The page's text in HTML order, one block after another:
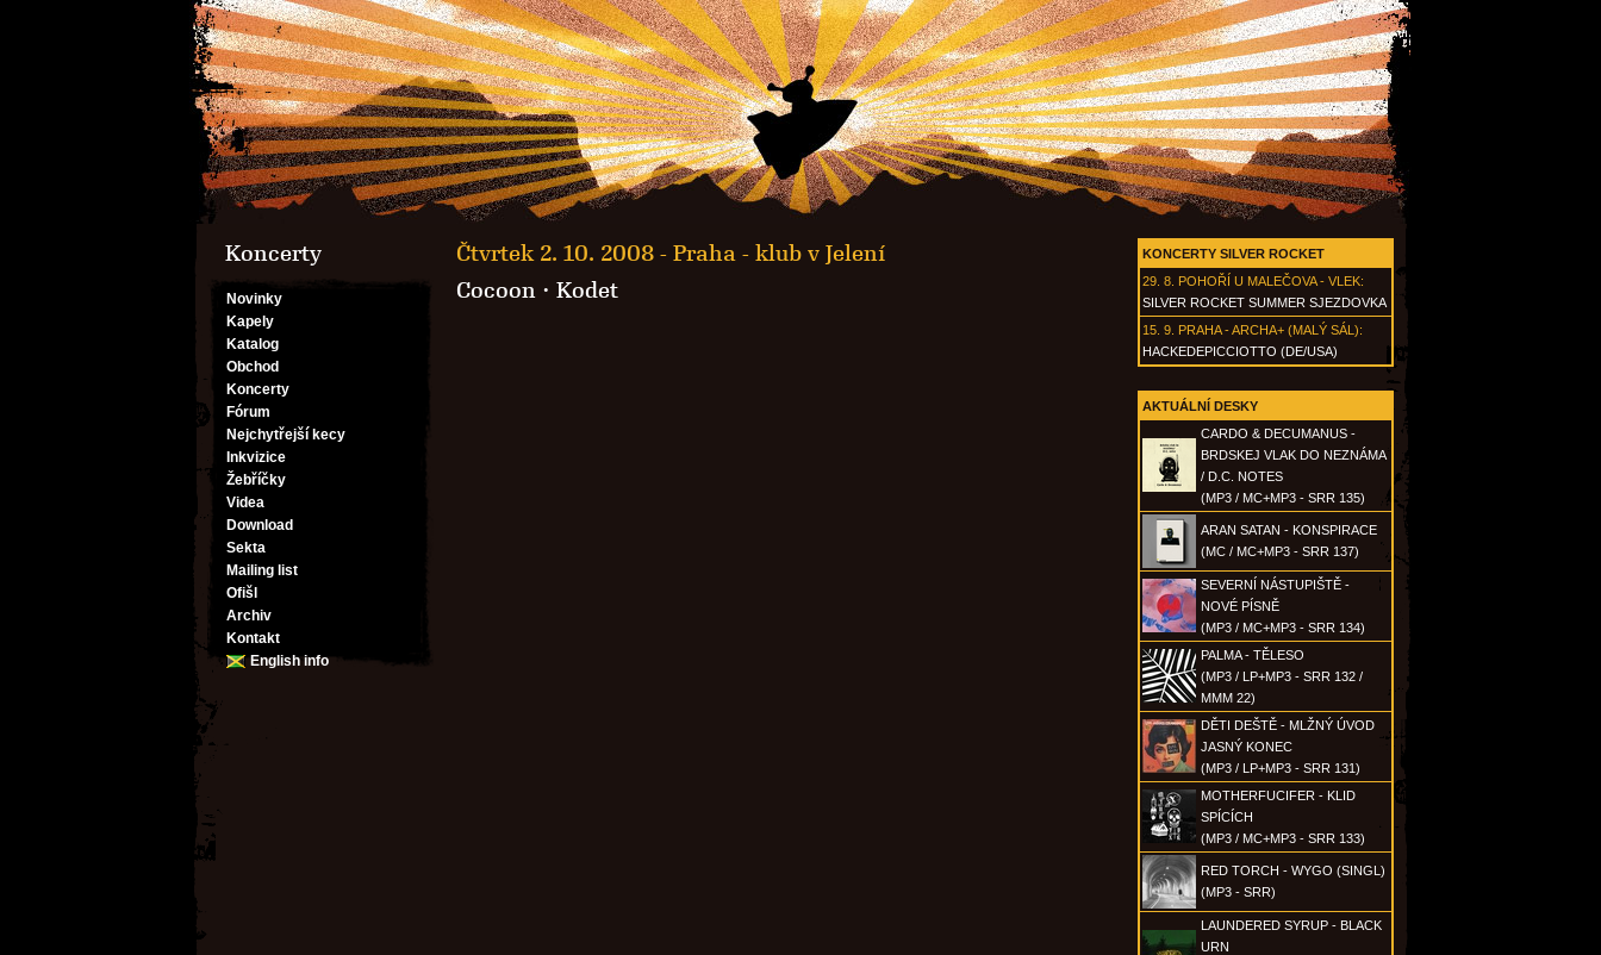
Koncerty
Novinky
Kapely
Katalog
Obchod
Koncerty
Fórum
Nejchytřejší kecy
Inkvizice
Žebříčky
Videa
Download
Sekta
Mailing list
Ofišl
Archiv
Kontakt
English info
KONCERTY SILVER ROCKET
29. 8. POHOŘÍ U MALEČOVA - VLEK:
SILVER ROCKET SUMMER SJEZDOVKA
15. 9. PRAHA - ARCHA+ (MALÝ SÁL):
HACKEDEPICCIOTTO (DE/USA)
AKTUÁLNÍ DESKY
CARDO & DECUMANUS -
BRDSKEJ VLAK DO NEZNÁMA
/ D.C. NOTES
(MP3 / MC+MP3 - SRR 135)
ARAN SATAN - KONSPIRACE
(MC / MC+MP3 - SRR 137)
SEVERNÍ NÁSTUPIŠTĚ -
NOVÉ PÍSNĚ
(MP3 / MC+MP3 - SRR 134)
PALMA - TĚLESO
(MP3 / LP+MP3 - SRR 132 /
MMM 22)
DĚTI DEŠTĚ - MLŽNÝ ÚVOD
JASNÝ KONEC
(MP3 / LP+MP3 - SRR 131)
MOTHERFUCIFER - KLID
SPÍCÍCH
(MP3 / MC+MP3 - SRR 133)
RED TORCH - WYGO (SINGL)
(MP3 - SRR)
LAUNDERED SYRUP - BLACK
URN
Čtvrtek 2. 10. 2008 - Praha - klub v Jelení
Cocoon · Kodet